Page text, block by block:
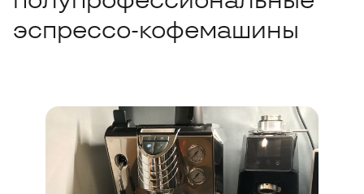
эспрессо-кофемашины